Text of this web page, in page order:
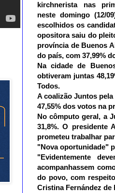
kirchnerista nas
neste domingo (12/
escolhidos os
opositora saiu do
província de Buenos
do país, com 37,99%
Na cidade de
obtiveram juntas
Todos.
A coalizão Juntos
47,55% dos votos na
No cômputo geral, a
31,8%. O presidente
prometeu trabalhar
"Nova oportunidade"
"Evidentemente
acompanhassem
do povo, com
Cristina Fernández de